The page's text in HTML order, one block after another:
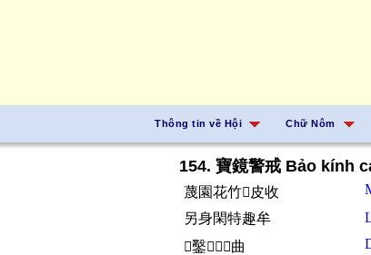
Thông tin về Hội Chữ Nôm
154. 寶鏡警戒 Bảo kính
蔑園花竹𦊚皮收
另身閑特趣牟
󰡎鑿𢧚𬇚𠃩曲